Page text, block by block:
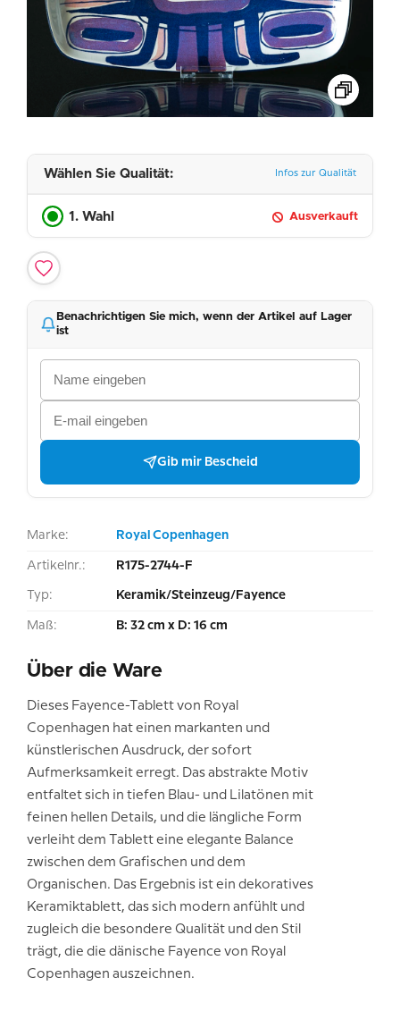
Wählen Sie Qualität: Infos zur Qualität
1. Wahl Ausverkauft
Benachrichtigen Sie mich, wenn der Artikel auf Lager
ist
Gib mir Bescheid
Marke: Royal Copenhagen
Artikelnr.: R175-2744-F
Typ: Keramik/Steinzeug/Fayence
Maß: B: 32 cm x D: 16 cm
Über die Ware
Dieses Fayence-Tablett von Royal
Copenhagen hat einen markanten und
künstlerischen Ausdruck, der sofort
Aufmerksamkeit erregt. Das abstrakte Motiv
entfaltet sich in tiefen Blau- und Lilatönen mit
feinen hellen Details, und die längliche Form
verleiht dem Tablett eine elegante Balance
zwischen dem Grafischen und dem
Organischen. Das Ergebnis ist ein dekoratives
Keramiktablett, das sich modern anfühlt und
zugleich die besondere Qualität und den Stil
trägt, die die dänische Fayence von Royal
Copenhagen auszeichnen.